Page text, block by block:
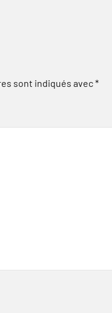
sont indiqués avec*